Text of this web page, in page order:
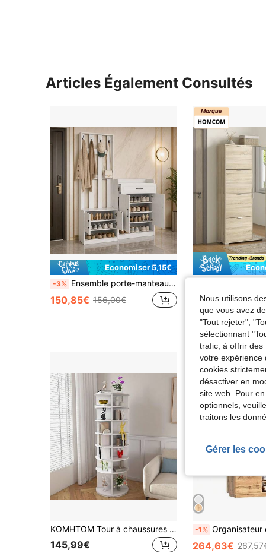
Articles Également Consultés
Économiser 5,15€
-3% Ensemble porte-manteaux 3 en 1 pour entrée, style campagnard blanc, avec 4 patères, banc à chaussures et tiroir de rangement. Idéal pour les petits espaces étroits et les petits appartements.
150,85€ 156,00€ 185,05€
KOMHTOM Tour à chaussures rotative à 7 niveaux, étagère à chaussures rotative à 360°, autoportante, gain de place pour jusqu'à 28 paires de chaussures, base surélevée pour bottes, pour salon, entrée et couloir, blanc (60 * 60 * 184 cm)
145,99€
-1% Organisateur de
264,63€
Nous utilisons
que vous avez
"Tout rejeter",
sélectionnant
trafic, à offrir des
votre expérience
cookies
désactiver en
site web. Pour
optionnels,
traitons les
Gérer les